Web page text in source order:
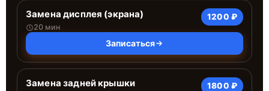
Замена дисплея (экрана)
20 мин
1200 ₽
Записаться
Замена задней крышки 1800 ₽